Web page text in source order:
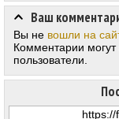
Ваш
Вы не вошли на
Комментарии могут
пользователи.